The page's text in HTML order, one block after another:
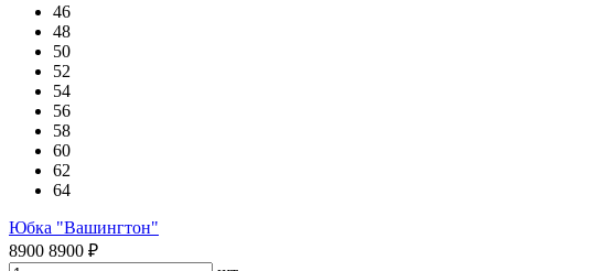
46
48
50
52
54
56
58
60
62
64
Юбка "Вашингтон"
8900 8900 ₽